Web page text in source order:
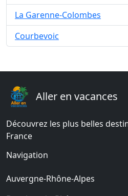
La Garenne-Colombes
Courbevoic
Aller en vacances
Découvrez les plus belles
France
Navigation
Auvergne-Rhône-Alpes